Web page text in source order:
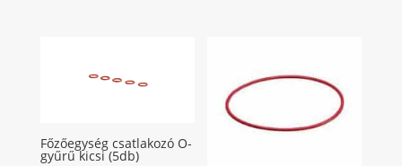
Főzőegység csatlakozó O-
gyűrű kicsi (5db)